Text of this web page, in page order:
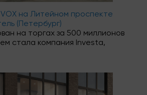
на Литейном проспекте
(Петербург)
на торгах за 500 миллионов
стала компания Investa,